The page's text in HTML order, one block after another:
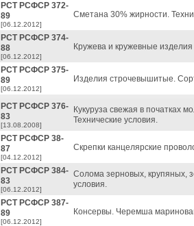
РСТ РСФСР 372-
89
[06.12.2012]
Сметана 30% жирности.
РСТ РСФСР 374-
88
[06.12.2012]
Кружева и кружевные
РСТ РСФСР 375-
89
[06.12.2012]
Изделия строчевышитые.
РСТ РСФСР 376-
83
[13.08.2008]
Кукуруза свежая в початках
Технические условия.
РСТ РСФСР 38-
87
[04.12.2012]
Скрепки канцелярские
РСТ РСФСР 384-
83
[06.12.2012]
Солома зерновых, крупяных,
условия.
РСТ РСФСР 387-
89
[06.12.2012]
Консервы. Черемша